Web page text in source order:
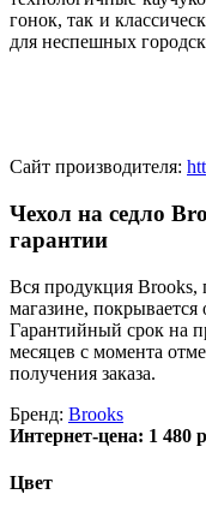
гонок, так и
для неспешных
Сайт производителя:
Чехол на седло
гарантии
Вся продукция Brooks,
магазине,
Гарантийный срок на
месяцев с момента
получения заказа.
Бренд: Brooks
Интернет-цена: 1 480
Цвет